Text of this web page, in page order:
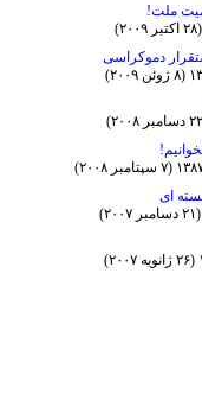
ملت!
دموکراسی
ای